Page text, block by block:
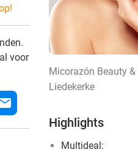
voor
Micorazón Beauty &
Liedekerke
Highlights
Multideal: